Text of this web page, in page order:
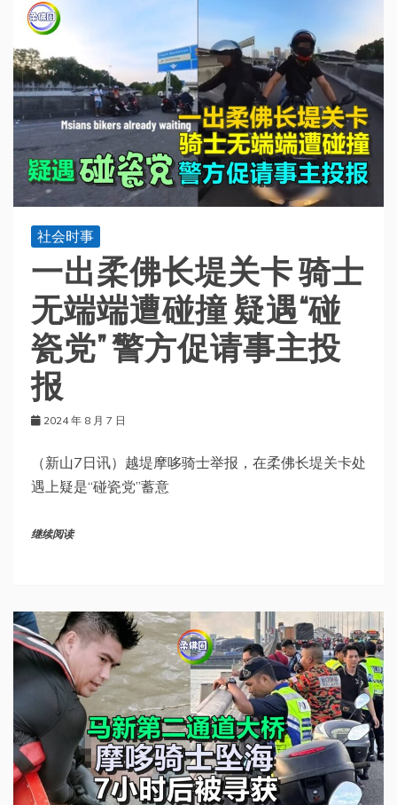
社会时事
一出柔佛长堤关卡 骑士
无端端遭碰撞 疑遇“碰
瓷党” 警方促请事主投
报
2024 年 8 月 7 日
（新山7日讯）越堤摩哆骑士举报，在柔佛长堤关卡处
遇上疑是“碰瓷党”蓄意
继续阅读